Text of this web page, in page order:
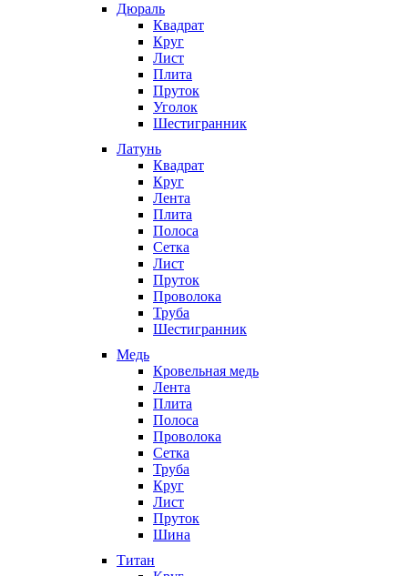
Дюраль
Квадрат
Круг
Лист
Плита
Пруток
Уголок
Шестигранник
Латунь
Квадрат
Круг
Лента
Плита
Полоса
Сетка
Лист
Пруток
Проволока
Труба
Шестигранник
Медь
Кровельная медь
Лента
Плита
Полоса
Проволока
Сетка
Труба
Круг
Лист
Пруток
Шина
Титан